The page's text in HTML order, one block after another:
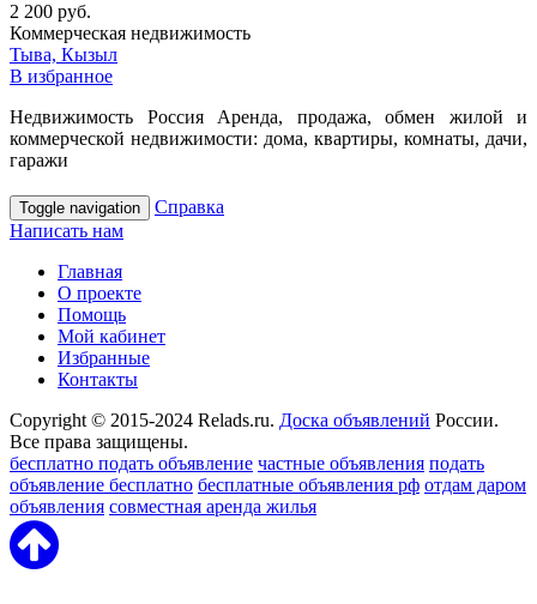
2 200 руб.
Коммерческая недвижимость
Тыва, Кызыл
В избранное
Недвижимость Россия Аренда, продажа, обмен жилой и
коммерческой недвижимости: дома, квартиры, комнаты, дачи,
гаражи
Toggle navigation
Справка
Написать нам
Главная
О проекте
Помощь
Мой кабинет
Избранные
Контакты
Copyright © 2015-2024 Relads.ru. Доска объявлений России.
Все права защищены.
бесплатно подать объявление частные объявления подать
объявление бесплатно бесплатные объявления рф отдам даром
объявления совместная аренда жилья